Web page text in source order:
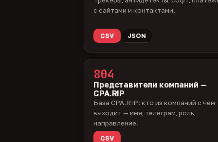
с сайтами и контактами.
CSV JSON
804
Представители компаний —
CPA.RIP
База CPA.RIP: кто из компаний с чем
выходит — имя, телеграм, роль,
направление.
CSV